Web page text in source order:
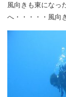
風向きも東になっ
へ・・・・・風向